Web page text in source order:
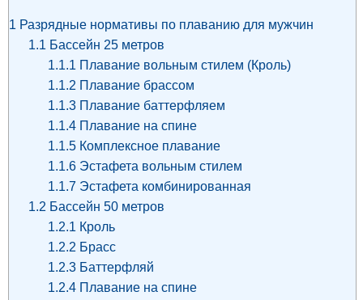
1 Разрядные нормативы по плаванию для мужчин
1.1 Бассейн 25 метров
1.1.1 Плавание вольным стилем (Кроль)
1.1.2 Плавание брассом
1.1.3Плавание баттерфляем
1.1.4Плавание на спине
1.1.5Комплексное плавание
1.1.6Эстафета вольным стилем
1.1.7 Эстафета комбинированная
1.2 Бассейн 50 метров
1.2.1 Кроль
1.2.2 Брасс
1.2.3Баттерфляй
1.2.4Плавание на спине